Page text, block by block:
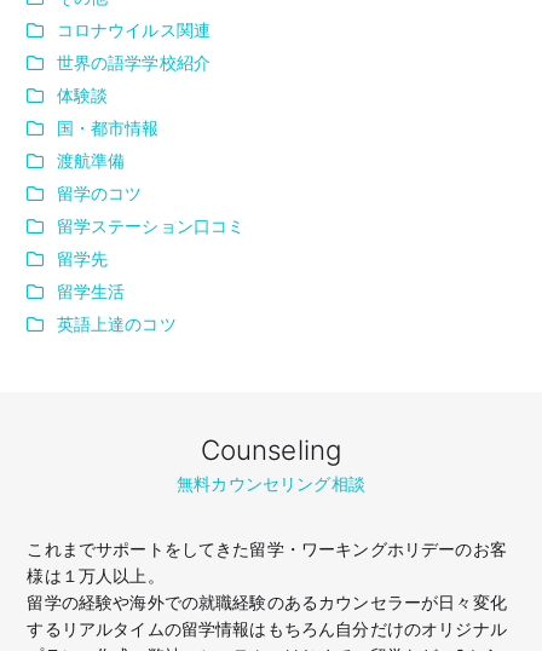
コロナウイルス関連
世界の語学学校紹介
体験談
国・都市情報
渡航準備
留学のコツ
留学ステーション口コミ
留学先
留学生活
英語上達のコツ
Counseling
無料カウンセリング相談
これまでサポートをしてきた留学・ワーキングホリデーのお客
様は１万人以上。
留学の経験や海外での就職経験のあるカウンセラーが日々変化
するリアルタイムの留学情報はもちろん自分だけのオリジナル